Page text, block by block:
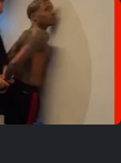
o vídeo